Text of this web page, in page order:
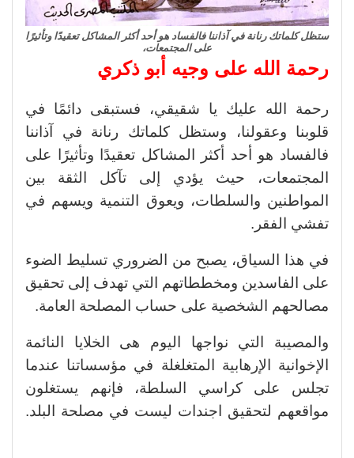
ستظل كلماتك رنانة في آذاننا فالفساد هو أحد أكثر المشاكل تعقيدًا وتأثيرًا
على المجتمعات،
رحمة الله على وجيه أبو ذكري
رحمة الله عليك يا شقيقي، فستبقى دائمًا في
قلوبنا وعقولنا، وستظل كلماتك رنانة في آذاننا
فالفساد هو أحد أكثر المشاكل تعقيدًا وتأثيرًا على
المجتمعات، حيث يؤدي إلى تآكل الثقة بين
المواطنين والسلطات، ويعوق التنمية ويسهم في
تفشي الفقر.
في هذا السياق، يصبح من الضروري تسليط الضوء
على الفاسدين ومخططاتهم التي تهدف إلى تحقيق
مصالحهم الشخصية على حساب المصلحة العامة.
والمصيبة التي نواجها اليوم هى الخلايا النائمة
الإخوانية الإرهابية المتغلغلة في مؤسساتنا عندما
تجلس على كراسي السلطة، فإنهم يستغلون
مواقعهم لتحقيق اجندات ليست في مصلحة البلد.